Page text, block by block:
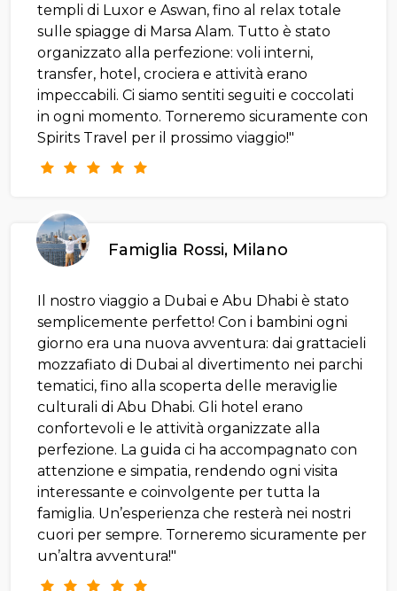
templi di Luxor e Aswan, fino al relax totale
sulle spiagge di Marsa Alam. Tutto è stato
organizzato alla perfezione: voli interni,
transfer, hotel, crociera e attività erano
impeccabili. Ci siamo sentiti seguiti e coccolati
in ogni momento. Torneremo sicuramente con
Spirits Travel per il prossimo viaggio!"
Famiglia Rossi, Milano
Il nostro viaggio a Dubai e Abu Dhabi è stato
semplicemente perfetto! Con i bambini ogni
giorno era una nuova avventura: dai grattacieli
mozzafiato di Dubai al divertimento nei parchi
tematici, fino alla scoperta delle meraviglie
culturali di Abu Dhabi. Gli hotel erano
confortevoli e le attività organizzate alla
perfezione. La guida ci ha accompagnato con
attenzione e simpatia, rendendo ogni visita
interessante e coinvolgente per tutta la
famiglia. Un’esperienza che resterà nei nostri
cuori per sempre. Torneremo sicuramente per
un’altra avventura!"